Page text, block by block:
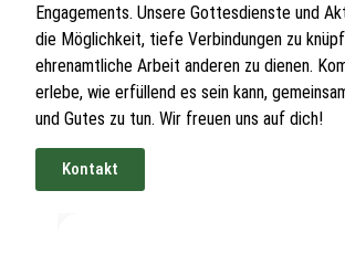
Engagements. Unsere Gottesdienste und
die Möglichkeit, tiefe Verbindungen zu
ehrenamtliche Arbeit anderen zu dienen.
erlebe, wie erfüllend es sein kann,
und Gutes zu tun. Wir freuen uns auf dich!
Kontakt